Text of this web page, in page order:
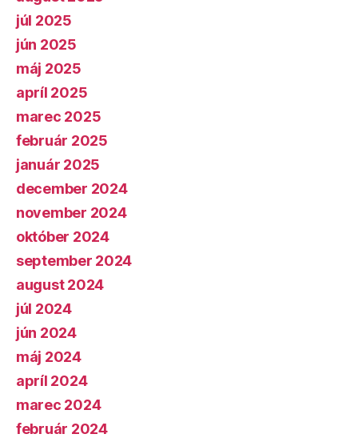
júl 2025
jún 2025
máj 2025
apríl 2025
marec 2025
február 2025
január 2025
december 2024
november 2024
október 2024
september 2024
august 2024
júl 2024
jún 2024
máj 2024
apríl 2024
marec 2024
február 2024